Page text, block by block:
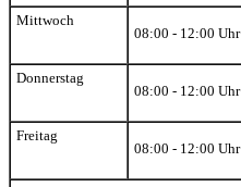
Mittwoch
08:00 - 12:00 Uhr
Donnerstag
08:00 - 12:00 Uhr
Freitag
08:00 - 12:00 Uhr